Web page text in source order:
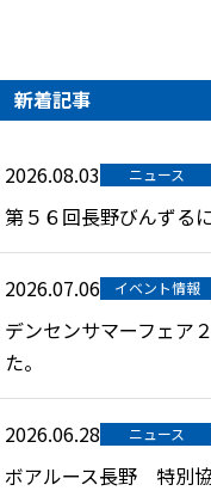
新着記事
2026.08.03 ニュース
第５６回長野びんずる
2026.07.06 イベント情報
デンセンサマーフェア
た。
2026.06.28 ニュース
ボアルース長野 特別